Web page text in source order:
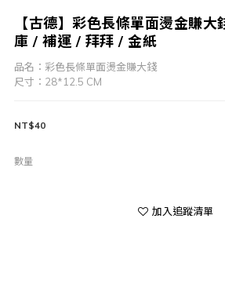
【古德】彩色長條單面燙金賺
庫 / 補運 / 拜拜 / 金紙
品名：彩色長條單面燙金賺大錢
尺寸：28*12.5 CM
NT$40
數量
加入追蹤清單